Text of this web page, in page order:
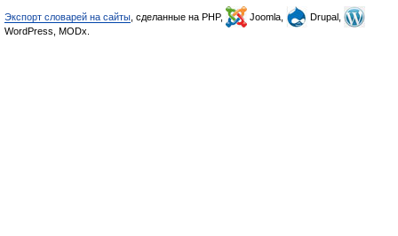
Экспорт словарей на сайты , сделанные на PHP, Joomla,
Drupal,
WordPress, MODx.